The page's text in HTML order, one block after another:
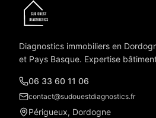
Diagnostics immobiliers en
et Pays Basque. Expertise
06 33 60 11 06
contact@sudouestdiagnostics.fr
Périgueux, Dordogne